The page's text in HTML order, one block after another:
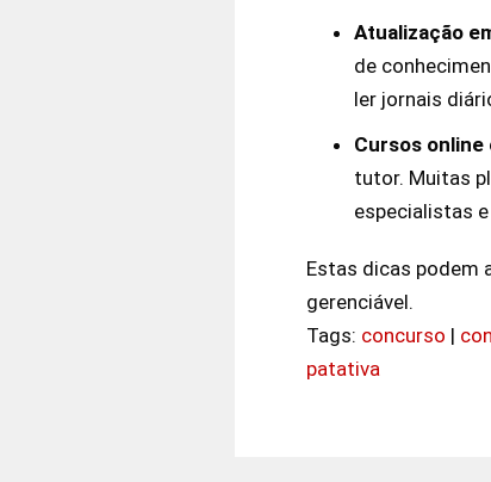
Atualização
de
ler jornais
Cursos
tutor. Muitas
especialistas
Estas dicas podem
gerenciável.
Tags: concurso |
patativa